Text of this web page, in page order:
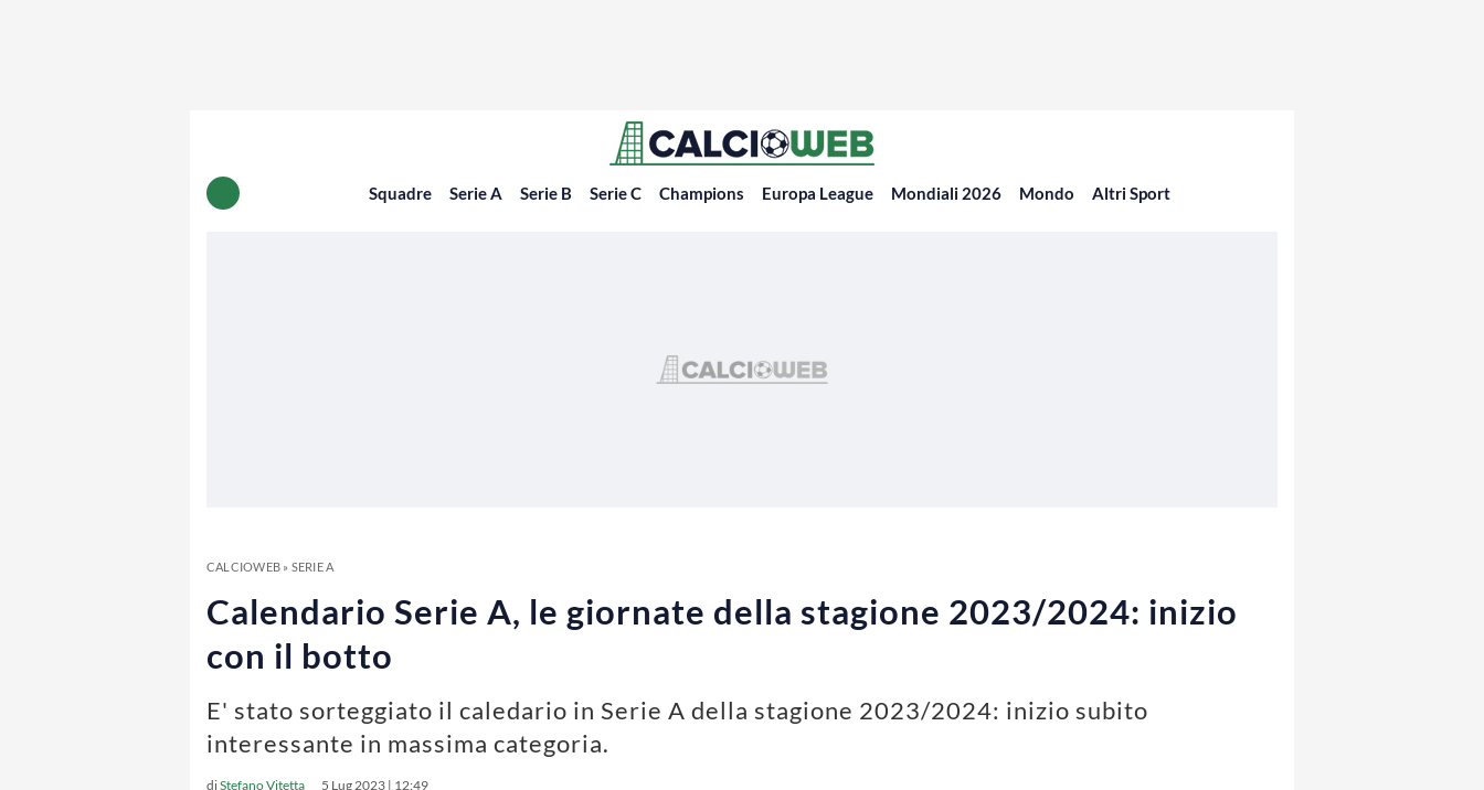
Squadre Serie A Serie B Serie C Champions Europa League Mondiali 2026 Mondo Altri Sport
CALCIOWEB» SERIE A
Calendario Serie A, le giornate della stagione 2023/2024: inizio
con il botto
E' stato sorteggiato il caledario in Serie A della stagione 2023/2024: inizio subito
interessante in massima categoria.
diStefano Vitetta 5 Lug 2023 | 12:49